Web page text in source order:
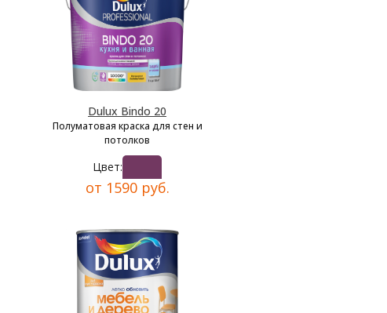
Dulux Bindo 20
Полуматовая краска для стен и
потолков
Цвет:
от 1590 руб.